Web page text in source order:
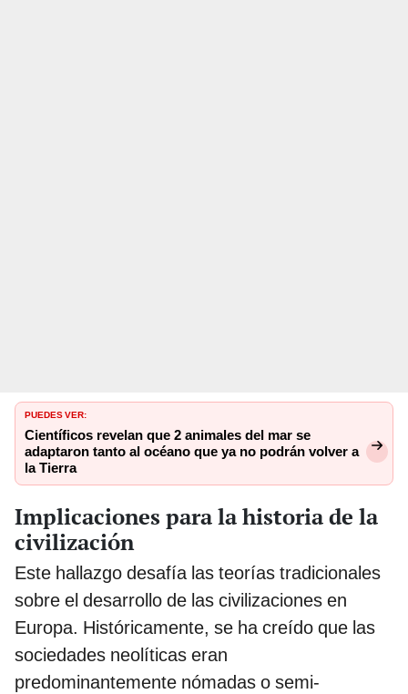
PUEDES VER:
Científicos revelan que 2 animales del mar se
adaptaron tanto al océano que ya no podrán volver a
la Tierra
Implicaciones para la historia de la
civilización
Este hallazgo desafía las teorías tradicionales
sobre el desarrollo de las civilizaciones en
Europa. Históricamente, se ha creído que las
sociedades neolíticas eran
predominantemente nómadas o semi-